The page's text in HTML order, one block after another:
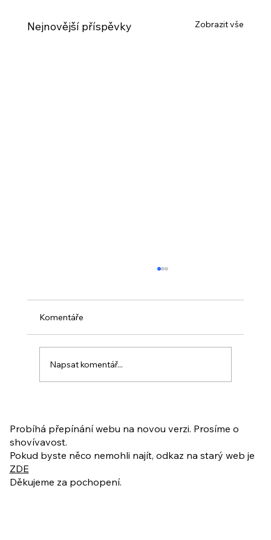
Nejnovější příspěvky Zobrazit vše
ukázkové lekce
Komentáře
Napsat komentář...
Probíhá přepínání webu na novou verzi. Prosíme o
shovívavost.
Pokud byste něco nemohli najít, odkaz na starý web je
ZDE
Děkujeme za pochopení.